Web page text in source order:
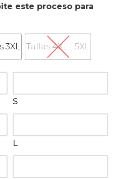
este proceso para
3XL Tallas 4XL - 5XL
S
L